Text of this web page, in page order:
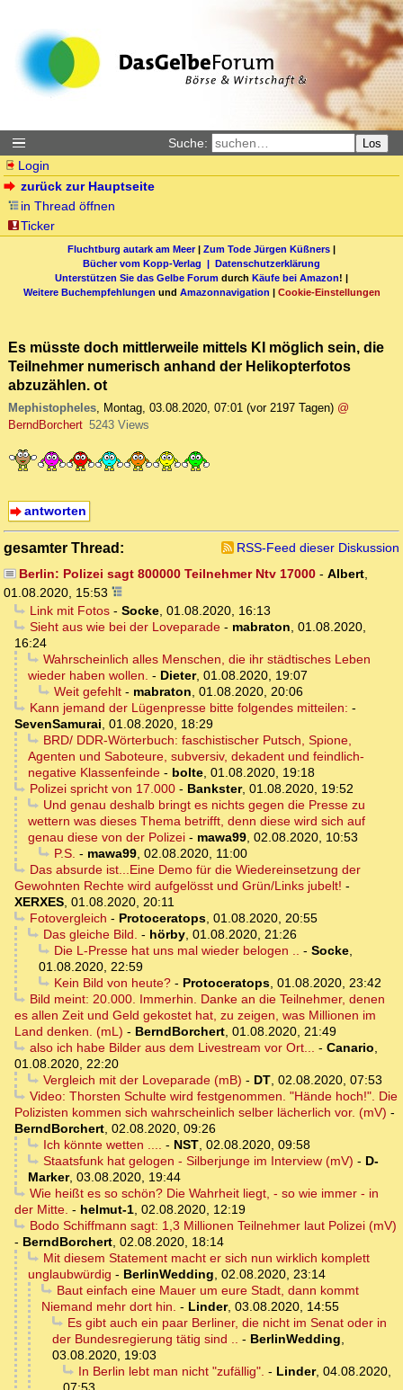
Suche: Los
Login
zurück zur Hauptseite
in Thread öffnen
Ticker
Fluchtburg autark am Meer| Zum Tode Jürgen Küßners |
Bücher vom Kopp-Verlag | Datenschutzerklärung
Unterstützen Sie das Gelbe Forum durch Käufe bei Amazon! |
Weitere Buchempfehlungen und Amazonnavigation | Cookie-Einstellungen
Es müsste doch mittlerweile mittels KI möglich sein, die
Teilnehmer numerisch anhand der Helikopterfotos
abzuzählen. ot
Mephistopheles, Montag, 03.08.2020, 07:01 (vor 2197 Tagen) @
BerndBorchert 5243 Views
antworten
gesamter Thread:
RSS-Feed dieser Diskussion
Berlin: Polizei sagt 800000 Teilnehmer Ntv 17000- Albert,
01.08.2020, 15:53
Link mit Fotos- Socke, 01.08.2020, 16:13
Sieht aus wie bei der Loveparade- mabraton, 01.08.2020,
16:24
Wahrscheinlich alles Menschen, die ihr städtisches Leben
wieder haben wollen. - Dieter, 01.08.2020, 19:07
Weit gefehlt- mabraton, 01.08.2020, 20:06
Kann jemand der Lügenpresse bitte folgendes mitteilen: -
SevenSamurai, 01.08.2020, 18:29
BRD/ DDR-Wörterbuch: faschistischer Putsch, Spione,
Agenten und Saboteure, subversiv, dekadent und feindlich-
negative Klassenfeinde - bolte, 01.08.2020, 19:18
Polizei spricht von 17.000- Bankster, 01.08.2020, 19:52
Und genau deshalb bringt es nichts gegen die Presse zu
wettern was dieses Thema betrifft, denn diese wird sich auf
genau diese von der Polizei - mawa99, 02.08.2020, 10:53
P.S. - mawa99, 02.08.2020, 11:00
Das absurde ist...Eine Demo für die Wiedereinsetzung der
Gewohnten Rechte wird aufgelösst und Grün/Links jubelt! -
XERXES, 01.08.2020, 20:11
Fotovergleich - Protoceratops, 01.08.2020, 20:55
Das gleiche Bild. - hörby, 01.08.2020, 21:26
Die L-Presse hat uns mal wieder belogen .. - Socke,
01.08.2020, 22:59
Kein Bild von heute?- Protoceratops, 01.08.2020, 23:42
Bild meint: 20.000. Immerhin. Danke an die Teilnehmer, denen
es allen Zeit und Geld gekostet hat, zu zeigen, was Millionen im
Land denken. (mL) - BerndBorchert, 01.08.2020, 21:49
also ich habe Bilder aus dem Livestream vor Ort... - Canario,
01.08.2020, 22:20
Vergleich mit der Loveparade (mB) - DT, 02.08.2020, 07:53
Video: Thorsten Schulte wird festgenommen. "Hände hoch!". Die
Polizisten kommen sich wahrscheinlich selber lächerlich vor. (mV) -
BerndBorchert, 02.08.2020, 09:26
Ich könnte wetten .... - NST, 02.08.2020, 09:58
Staatsfunk hat gelogen - Silberjunge im Interview (mV) - D-
Marker, 03.08.2020, 19:44
Wie heißt es so schön? Die Wahrheit liegt, - so wie immer - in
der Mitte. - helmut-1, 02.08.2020, 12:19
Bodo Schiffmann sagt: 1,3 Millionen Teilnehmer laut Polizei (mV)
- BerndBorchert, 02.08.2020, 18:14
Mit diesem Statement macht er sich nun wirklich komplett
unglaubwürdig - BerlinWedding, 02.08.2020, 23:14
Baut einfach eine Mauer um eure Stadt, dann kommt
Niemand mehr dort hin. - Linder, 03.08.2020, 14:55
Es gibt auch ein paar Berliner, die nicht im Senat oder in
der Bundesregierung tätig sind .. - BerlinWedding,
03.08.2020, 19:03
In Berlin lebt man nicht "zufällig". - Linder, 04.08.2020,